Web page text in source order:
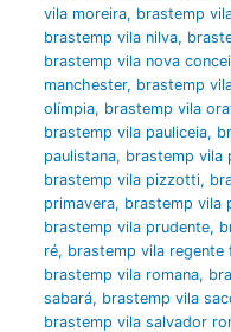
vila moreira, brastemp
brastemp vila nilva,
brastemp vila nova
manchester, brastemp
olímpia, brastemp vila
brastemp vila pauliceia,
paulistana, brastemp vila
brastemp vila pizzotti,
primavera, brastemp vila
brastemp vila prudente,
ré, brastemp vila regente
brastemp vila romana,
sabará, brastemp vila
brastemp vila salvador